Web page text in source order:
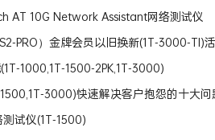
AT 10G Network Assistant网络测试仪
PRO）金牌会员以旧换新(1T-3000-TI)
1000,1T-1500-2PK,1T-3000)
3000)快速解决客户抱怨的十大问
试仪(1T-1500)